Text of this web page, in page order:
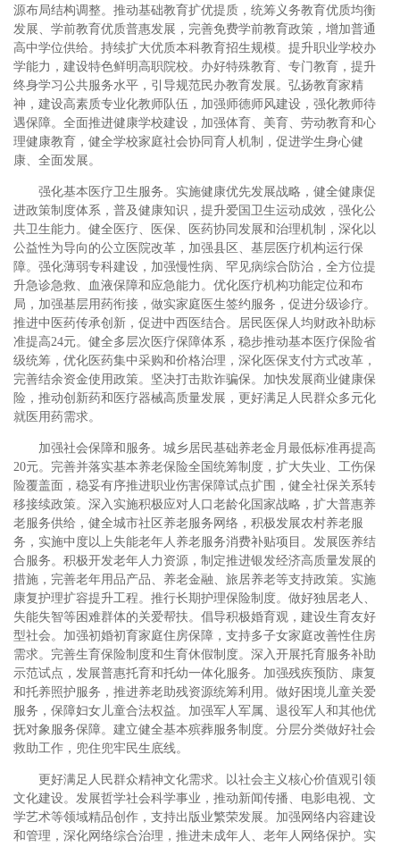
源布局结构调整。推动基础教育扩优提质，统筹义务教育优质均衡
发展、学前教育优质普惠发展，完善免费学前教育政策，增加普通
高中学位供给。持续扩大优质本科教育招生规模。提升职业学校办
学能力，建设特色鲜明高职院校。办好特殊教育、专门教育，提升
终身学习公共服务水平，引导规范民办教育发展。弘扬教育家精
神，建设高素质专业化教师队伍，加强师德师风建设，强化教师待
遇保障。全面推进健康学校建设，加强体育、美育、劳动教育和心
理健康教育，健全学校家庭社会协同育人机制，促进学生身心健
康、全面发展。
强化基本医疗卫生服务。实施健康优先发展战略，健全健康促
进政策制度体系，普及健康知识，提升爱国卫生运动成效，强化公
共卫生能力。健全医疗、医保、医药协同发展和治理机制，深化以
公益性为导向的公立医院改革，加强县区、基层医疗机构运行保
障。强化薄弱专科建设，加强慢性病、罕见病综合防治，全方位提
升急诊急救、血液保障和应急能力。优化医疗机构功能定位和布
局，加强基层用药衔接，做实家庭医生签约服务，促进分级诊疗。
推进中医药传承创新，促进中西医结合。居民医保人均财政补助标
准提高24元。健全多层次医疗保障体系，稳步推动基本医疗保险省
级统筹，优化医药集中采购和价格治理，深化医保支付方式改革，
完善结余资金使用政策。坚决打击欺诈骗保。加快发展商业健康保
险，推动创新药和医疗器械高质量发展，更好满足人民群众多元化
就医用药需求。
加强社会保障和服务。城乡居民基础养老金月最低标准再提高
20元。完善并落实基本养老保险全国统筹制度，扩大失业、工伤保
险覆盖面，稳妥有序推进职业伤害保障试点扩围，健全社保关系转
移接续政策。深入实施积极应对人口老龄化国家战略，扩大普惠养
老服务供给，健全城市社区养老服务网络，积极发展农村养老服
务，实施中度以上失能老年人养老服务消费补贴项目。发展医养结
合服务。积极开发老年人力资源，制定推进银发经济高质量发展的
措施，完善老年用品产品、养老金融、旅居养老等支持政策。实施
康复护理扩容提升工程。推行长期护理保险制度。做好独居老人、
失能失智等困难群体的关爱帮扶。倡导积极婚育观，建设生育友好
型社会。加强初婚初育家庭住房保障，支持多子女家庭改善性住房
需求。完善生育保险制度和生育休假制度。深入开展托育服务补助
示范试点，发展普惠托育和托幼一体化服务。加强残疾预防、康复
和托养照护服务，推进养老助残资源统筹利用。做好困境儿童关爱
服务，保障妇女儿童合法权益。加强军人军属、退役军人和其他优
抚对象服务保障。建立健全基本殡葬服务制度。分层分类做好社会
救助工作，兜住兜牢民生底线。
更好满足人民群众精神文化需求。以社会主义核心价值观引领
文化建设。发展哲学社会科学事业，推动新闻传播、电影电视、文
学艺术等领域精品创作，支持出版业繁荣发展。加强网络内容建设
和管理，深化网络综合治理，推进未成年人、老年人网络保护。实